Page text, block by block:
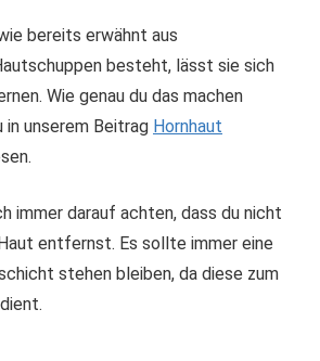
bereits erwähnt aus
besteht, lässt sie sich
Wie genau du das machen
in unserem Beitrag Hornhaut
immer darauf achten, dass du nicht
entfernst. Es sollte immer eine
stehen bleiben, da diese zum